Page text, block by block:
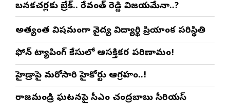
బనకచర్లకు బ్రేక్.. రేవంత్ రెడ్డి విజయమేనా..?
అత్యంత విషమంగా వైద్య విద్యార్థిని ప్రియాంక పరిస్థితి
ఫోన్ ట్యాపింగ్ కేసులో ఆసక్తికర పరిణామం!
హైడ్రాపై మరోసారి హైకోర్టు ఆగ్రహం..!
రాజమండ్రి ఘటనపై సీఎం చంద్రబాబు సీరియస్